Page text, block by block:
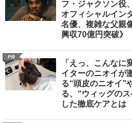
フ・ジャクソン役
オフィシャルイン
名優、複雑な父親
興収70億円突破》
PR
「えっ、こんなに
イターのニオイ
る“頭皮のニオイ”
る、“ウィッグの
した徹底ケアとは